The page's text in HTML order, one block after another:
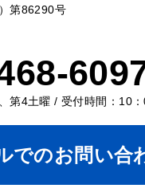
第86290号
第4土曜 / 受付時間：10
でのお問い合